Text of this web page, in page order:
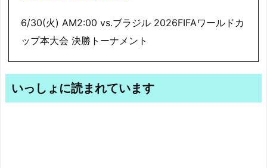
6/30(火) AM2:00 vs.ブラジル 2026FIFAワールドカ
ップ本大会 決勝トーナメント
いっしょに読まれています